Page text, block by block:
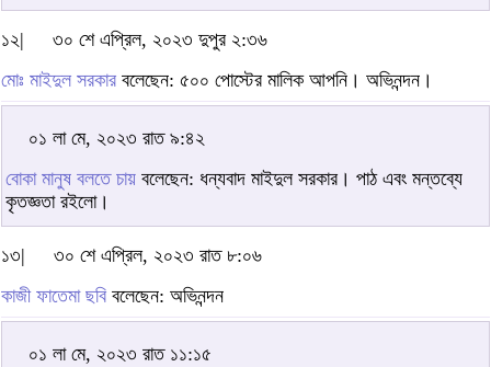
১২|
৩০ শে এপ্রিল, ২০২৩ দুপুর ২:৩৬
মোঃ মাইদুল সরকার বলেছেন: ৫০০ পোস্টের মালিক আপনি। অভিনন্দন।
০১ লা মে, ২০২৩ রাত ৯:৪২
বোকা মানুষ বলতে চায় বলেছেন: ধন্যবাদ মাইদুল সরকার। পাঠ এবং মন্তব্যে
কৃতজ্ঞতা রইলো।
১৩|
৩০ শে এপ্রিল, ২০২৩ রাত ৮:০৬
কাজী ফাতেমা ছবি বলেছেন: অভিনন্দন
০১ লা মে, ২০২৩ রাত ১১:১৫